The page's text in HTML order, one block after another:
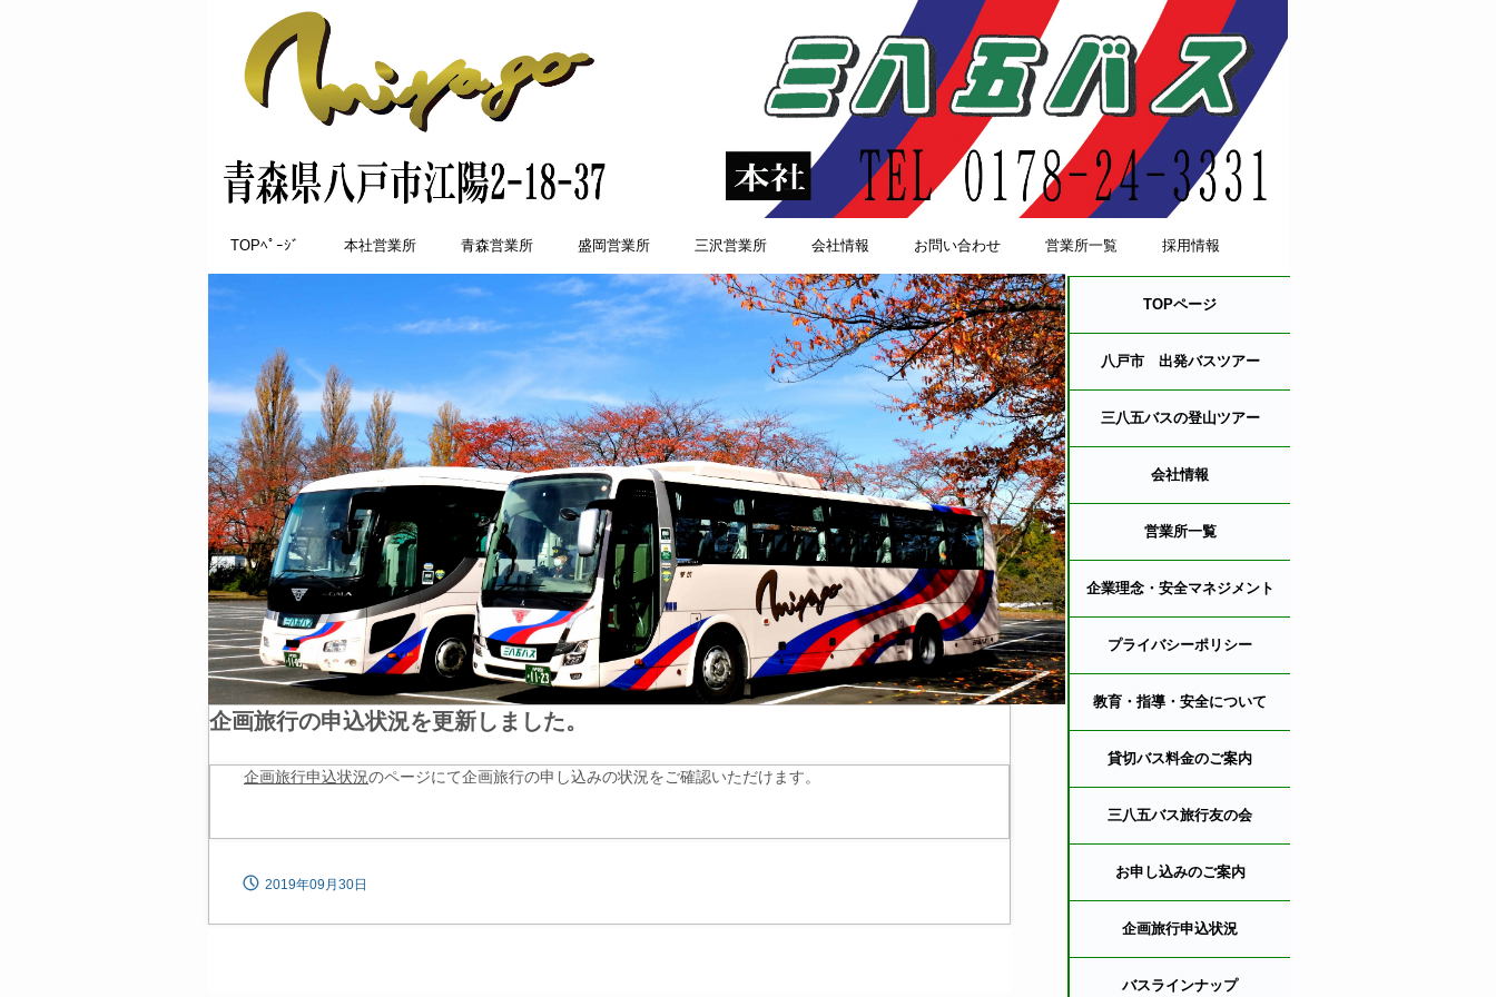
TOPﾍﾟｰｼﾞ 本社営業所 青森営業所 盛岡営業所 三沢営業所 会社情報 お問い合わせ 営業所一覧 採用情報
企画旅行の申込状況を更新しました。
企画旅行申込状況のページにて企画旅行の申し込みの状況をご確認いただけます。
2019年09月30日
TOPページ
八戸市 出発バスツアー
三八五バスの登山ツアー
会社情報
営業所一覧
企業理念・安全マネジメント
プライバシーポリシー
教育・指導・安全について
貸切バス料金のご案内
三八五バス旅行友の会
お申し込みのご案内
企画旅行申込状況
バスラインナップ